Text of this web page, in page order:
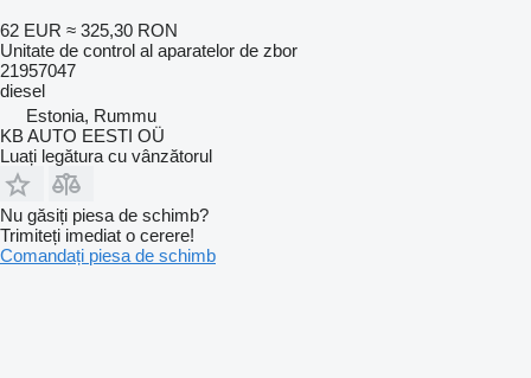
62 EUR ≈ 325,30 RON
Unitate de control al aparatelor de zbor
21957047
diesel
Estonia, Rummu
KB AUTO EESTI OÜ
Luați legătura cu vânzătorul
Nu găsiți piesa de schimb?
Trimiteți imediat o cerere!
Comandați piesa de schimb